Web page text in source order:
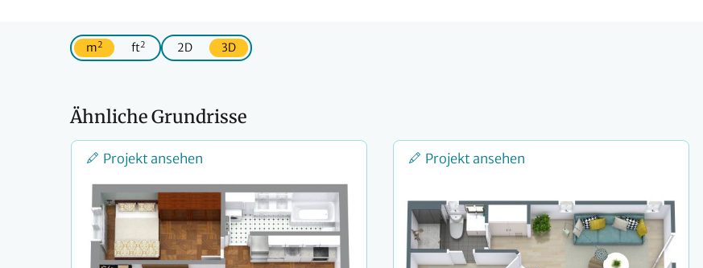
m2 ft2 2D 3D
Ähnliche Grundrisse
Projekt ansehen Projekt ansehen